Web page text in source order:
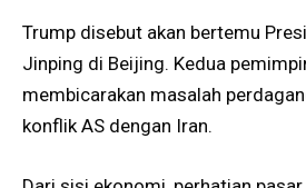
Trump disebut akan bertemu
Jinping di Beijing. Kedua
membicarakan masalah
konflik AS dengan Iran.